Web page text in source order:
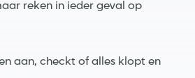
reken in ieder geval op
aan, checkt of alles klopt en